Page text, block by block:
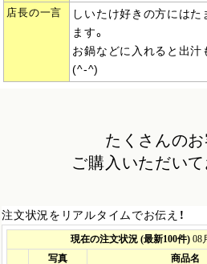
店長の一言
しいたけ好きの方にはた
ます。
お鍋などに入れると出汁
(^-^)
たくさんの
ご購入いただいて
注文状況をリアルタイムでお伝え！